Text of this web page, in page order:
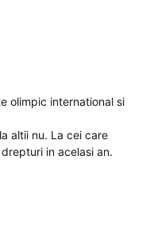
olimpic international si
altii nu. La cei care
in acelasi an.